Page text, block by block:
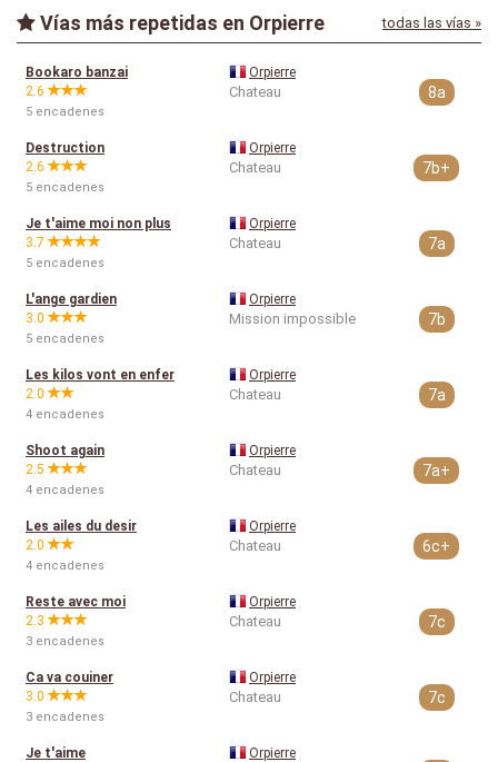
Vías más repetidas en Orpierre todas las vías »
Bookaro banzai
2.6
5 encadenes
Orpierre
Chateau 8a
Destruction
2.6
5 encadenes
Orpierre
Chateau 7b+
Je t'aime moi non plus
3.7
5 encadenes
Orpierre
Chateau 7a
L'ange gardien
3.0
5 encadenes
Orpierre
Mission impossible 7b
Les kilos vont en enfer
2.0
4 encadenes
Orpierre
Chateau 7a
Shoot again
2.5
4 encadenes
Orpierre
Chateau 7a+
Les ailes du desir
2.0
4 encadenes
Orpierre
Chateau 6c+
Reste avec moi
2.3
3 encadenes
Orpierre
Chateau 7c
Ca va couiner
3.0
3 encadenes
Orpierre
Chateau 7c
Je t'aime
Orpierre